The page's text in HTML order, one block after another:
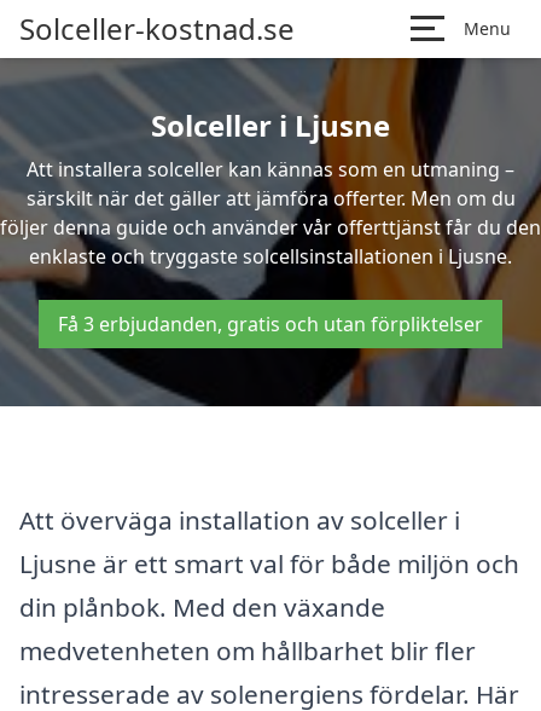
Solceller-kostnad.se Menu
Solceller i Ljusne
Att installera solceller kan kännas som en utmaning –
särskilt när det gäller att jämföra offerter. Men om du
följer denna guide och använder vår offerttjänst får du den
enklaste och tryggaste solcellsinstallationen i Ljusne.
Få 3 erbjudanden, gratis och utan förpliktelser
Att överväga installation av solceller i
Ljusne är ett smart val för både miljön och
din plånbok. Med den växande
medvetenheten om hållbarhet blir fler
intresserade av solenergiens fördelar. Här